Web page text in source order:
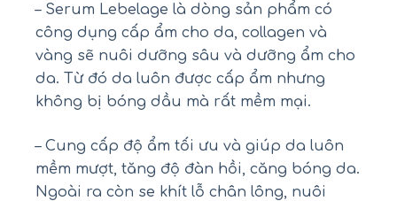
– Serum Lebelage là dòng sản phẩm có
công dụng cấp ẩm cho da, collagen và
vàng sẽ nuôi dưỡng sâu và dưỡng ẩm cho
da. Từ đó da luôn được cấp ẩm nhưng
không bị bóng dầu mà rất mềm mại.
– Cung cấp độ ẩm tối ưu và giúp da luôn
mềm mượt, tăng độ đàn hồi, căng bóng da.
Ngoài ra còn se khít lỗ chân lông, nuôi